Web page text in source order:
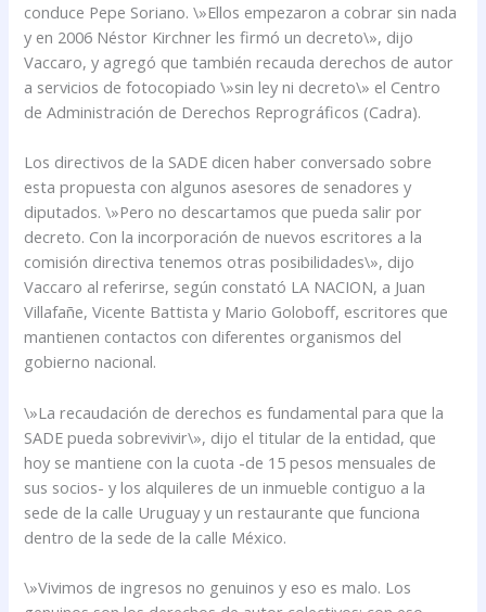
conduce Pepe Soriano. \»Ellos empezaron a cobrar sin nada
y en 2006 Néstor Kirchner les firmó un decreto\», dijo
Vaccaro, y agregó que también recauda derechos de autor
a servicios de fotocopiado \»sin ley ni decreto\» el Centro
de Administración de Derechos Reprográficos (Cadra).
Los directivos de la SADE dicen haber conversado sobre
esta propuesta con algunos asesores de senadores y
diputados. \»Pero no descartamos que pueda salir por
decreto. Con la incorporación de nuevos escritores a la
comisión directiva tenemos otras posibilidades\», dijo
Vaccaro al referirse, según constató LA NACION, a Juan
Villafañe, Vicente Battista y Mario Goloboff, escritores que
mantienen contactos con diferentes organismos del
gobierno nacional.
\»La recaudación de derechos es fundamental para que la
SADE pueda sobrevivir\», dijo el titular de la entidad, que
hoy se mantiene con la cuota -de 15 pesos mensuales de
sus socios- y los alquileres de un inmueble contiguo a la
sede de la calle Uruguay y un restaurante que funciona
dentro de la sede de la calle México.
\»Vivimos de ingresos no genuinos y eso es malo. Los